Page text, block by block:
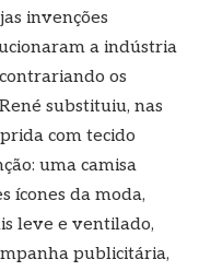
invenções
a indústria
os
substituiu, nas
com tecido
uma camisa
ícones da moda,
leve e ventilado,
publicitária,